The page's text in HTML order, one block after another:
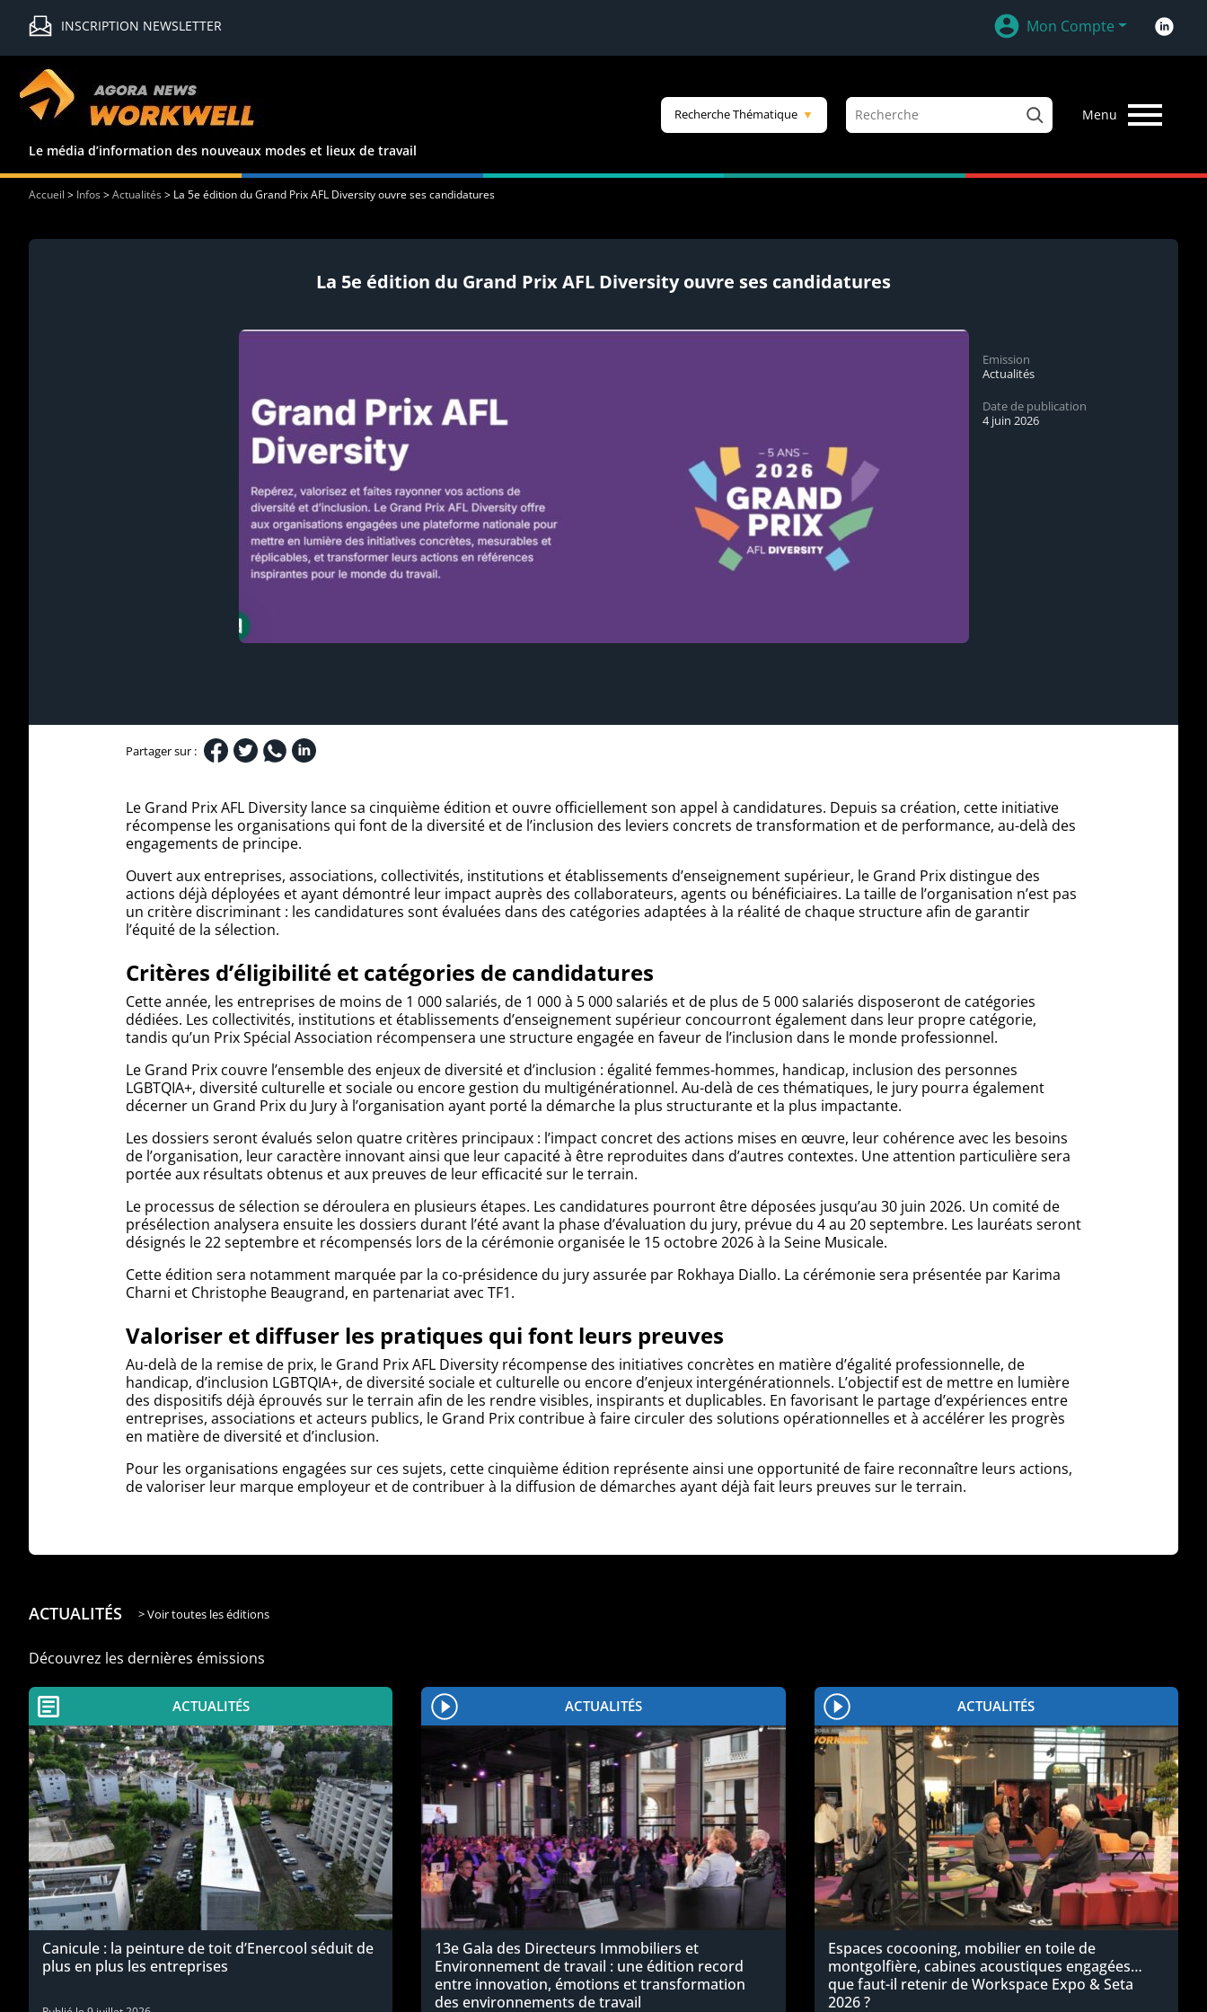
INSCRIPTION NEWSLETTER Mon Compte
Le média d’information des nouveaux modes et lieux de travail
Recherche Thématique ▼
R
e
h
c
e
Menu
Accueil > Infos>Actualités> La 5e édition du Grand Prix AFL Diversity ouvre ses candidatures
La 5e édition du Grand Prix AFL Diversity ouvre ses candidatures
Emission
Actualités
Date de publication
4 juin 2026
Partager sur :
Le Grand Prix AFL Diversity lance sa cinquième édition et ouvre officiellement son appel à candidatures. Depuis sa création, cette initiative
récompense les organisations qui font de la diversité et de l’inclusion des leviers concrets de transformation et de performance, au-delà des
engagements de principe.
Ouvert aux entreprises, associations, collectivités, institutions et établissements d’enseignement supérieur, le Grand Prix distingue des
actions déjà déployées et ayant démontré leur impact auprès des collaborateurs, agents ou bénéficiaires. La taille de l’organisation n’est pas
un critère discriminant : les candidatures sont évaluées dans des catégories adaptées à la réalité de chaque structure afin de garantir
l’équité de la sélection.
Critères d’éligibilité et catégories de candidatures
Cette année, les entreprises de moins de 1 000 salariés, de 1 000 à 5 000 salariés et de plus de 5 000 salariés disposeront de catégories
dédiées. Les collectivités, institutions et établissements d’enseignement supérieur concourront également dans leur propre catégorie,
tandis qu’un Prix Spécial Association récompensera une structure engagée en faveur de l’inclusion dans le monde professionnel.
Le Grand Prix couvre l’ensemble des enjeux de diversité et d’inclusion : égalité femmes-hommes, handicap, inclusion des personnes
LGBTQIA+, diversité culturelle et sociale ou encore gestion du multigénérationnel. Au-delà de ces thématiques, le jury pourra également
décerner un Grand Prix du Jury à l’organisation ayant porté la démarche la plus structurante et la plus impactante.
Les dossiers seront évalués selon quatre critères principaux : l’impact concret des actions mises en œuvre, leur cohérence avec les besoins
de l’organisation, leur caractère innovant ainsi que leur capacité à être reproduites dans d’autres contextes. Une attention particulière sera
portée aux résultats obtenus et aux preuves de leur efficacité sur le terrain.
Le processus de sélection se déroulera en plusieurs étapes. Les candidatures pourront être déposées jusqu’au 30 juin 2026. Un comité de
présélection analysera ensuite les dossiers durant l’été avant la phase d’évaluation du jury, prévue du 4 au 20 septembre. Les lauréats seront
désignés le 22 septembre et récompensés lors de la cérémonie organisée le 15 octobre 2026 à la Seine Musicale.
Cette édition sera notamment marquée par la co-présidence du jury assurée par Rokhaya Diallo. La cérémonie sera présentée par Karima
Charni et Christophe Beaugrand, en partenariat avec TF1.
Valoriser et diffuser les pratiques qui font leurs preuves
Au-delà de la remise de prix, le Grand Prix AFL Diversity récompense des initiatives concrètes en matière d’égalité professionnelle, de
handicap, d’inclusion LGBTQIA+, de diversité sociale et culturelle ou encore d’enjeux intergénérationnels. L’objectif est de mettre en lumière
des dispositifs déjà éprouvés sur le terrain afin de les rendre visibles, inspirants et duplicables. En favorisant le partage d’expériences entre
entreprises, associations et acteurs publics, le Grand Prix contribue à faire circuler des solutions opérationnelles et à accélérer les progrès
en matière de diversité et d’inclusion.
Pour les organisations engagées sur ces sujets, cette cinquième édition représente ainsi une opportunité de faire reconnaître leurs actions,
de valoriser leur marque employeur et de contribuer à la diffusion de démarches ayant déjà fait leurs preuves sur le terrain.
ACTUALITÉS > Voir toutes les éditions
Découvrez les dernières émissions
ACTUALITÉS
Canicule : la peinture de toit d’Enercool séduit de
plus en plus les entreprises
ACTUALITÉS
13e Gala des Directeurs Immobiliers et
Environnement de travail : une édition record
entre innovation, émotions et transformation
des environnements de travail
ACTUALITÉS
Espaces cocooning, mobilier en toile de
montgolfière, cabines acoustiques engagées…
que faut-il retenir de Workspace Expo & Seta
2026 ?